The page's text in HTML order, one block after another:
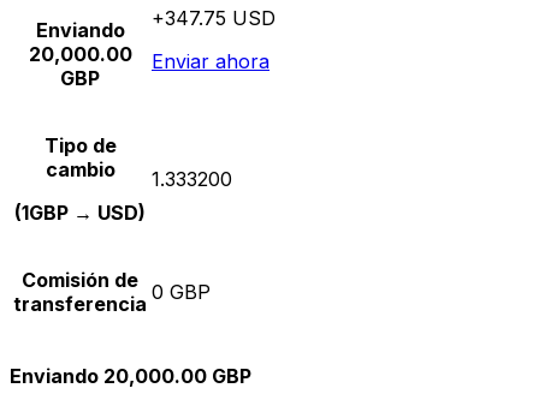
Enviando
20,000.00
GBP
+347.75 USD
Enviar ahora
Tipo de
cambio
(1GBP → USD)
1.333200
Comisión de
transferencia 0 GBP
Enviando 20,000.00 GBP